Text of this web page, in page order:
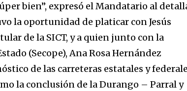
bien”, expresó el Mandatario al
la oportunidad de platicar con Jesús
de la SICT, y a quien junto con la
(Secope), Ana Rosa Hernández
de las carreteras estatales y
la conclusión de la Durango – Parral y